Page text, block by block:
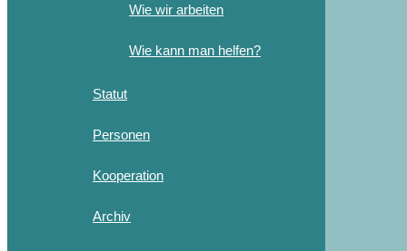
Wie wir arbeiten
Wie kann man helfen?
Statut
Personen
Kooperation
Archiv